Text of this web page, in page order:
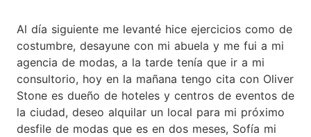
Al día siguiente me levanté hice ejercicios como de
costumbre, desayune con mi abuela y me fui a mi
agencia de modas, a la tarde tenía que ir a mi
consultorio, hoy en la mañana tengo cita con Oliver
Stone es dueño de hoteles y centros de eventos de
la ciudad, deseo alquilar un local para mi próximo
desfile de modas que es en dos meses, Sofía mi